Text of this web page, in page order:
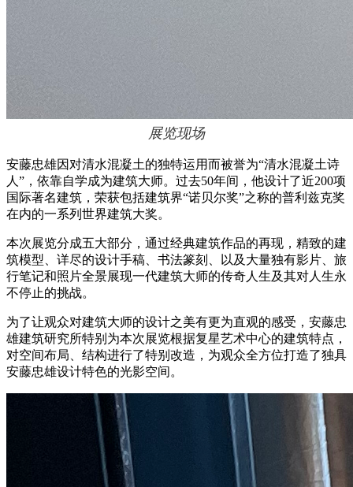
展览现场
安藤忠雄因对清水混凝土的独特运用而被誉为“清水混凝土诗
人”，依靠自学成为建筑大师。过去50年间，他设计了近200项
国际著名建筑，荣获包括建筑界“诺贝尔奖”之称的普利兹克奖
在内的一系列世界建筑大奖。
本次展览分成五大部分，通过经典建筑作品的再现，精致的建
筑模型、详尽的设计手稿、书法篆刻、以及大量独有影片、旅
行笔记和照片全景展现一代建筑大师的传奇人生及其对人生永
不停止的挑战。
为了让观众对建筑大师的设计之美有更为直观的感受，安藤忠
雄建筑研究所特别为本次展览根据复星艺术中心的建筑特点，
对空间布局、结构进行了特别改造，为观众全方位打造了独具
安藤忠雄设计特色的光影空间。